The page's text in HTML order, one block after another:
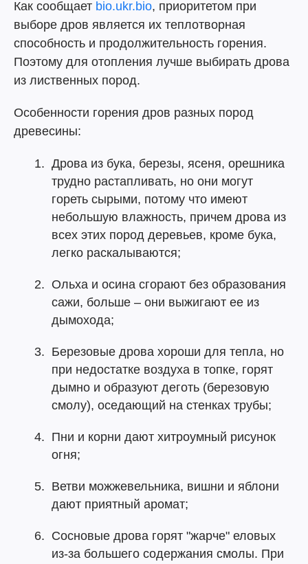
Как сообщает bio.ukr.bio, приоритетом при
выборе дров является их теплотворная
способность и продолжительность горения.
Поэтому для отопления лучше выбирать дрова
из лиственных пород.
Особенности горения дров разных пород
древесины:
Дрова из бука, березы, ясеня, орешника
трудно растапливать, но они могут
гореть сырыми, потому что имеют
небольшую влажность, причем дрова из
всех этих пород деревьев, кроме бука,
легко раскалываются;
Ольха и осина сгорают без образования
сажи, больше – они выжигают ее из
дымохода;
Березовые дрова хороши для тепла, но
при недостатке воздуха в топке, горят
дымно и образуют деготь (березовую
смолу), оседающий на стенках трубы;
Пни и корни дают хитроумный рисунок
огня;
Ветви можжевельника, вишни и яблони
дают приятный аромат;
Сосновые дрова горят "жарче" еловых
из-за большего содержания смолы. При